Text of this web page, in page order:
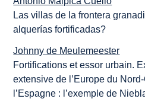
Las villas de la frontera
alquerías fortificadas?
Johnny de Meulemeester
Fortifications et essor urbain.
extensive de l’Europe du
l’Espagne : l’exemple de